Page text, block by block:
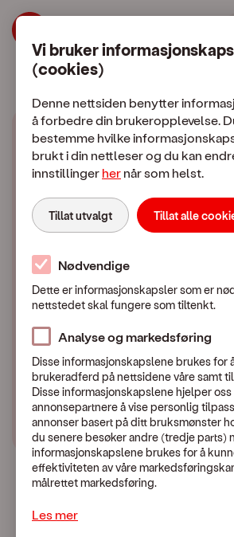
Hopp til meny
Hopp til hovedinnholdKjøp billig mobil
Mobilabonnement
Kjøp brukt
spar miljøet
NestenNy
OneCall - 21. oktober 2024
Vi bruker
(cookies)
Denne nettsiden benytter
å forbedre din brukeropplevelse.
bestemme hvilke
brukt i din nettleser og du kan
innstillinger her når som helst.
Tillat utvalgt Tillat alle
Nødvendige
Dette er informasjonskapsler som er
nettstedet skal fungere som tiltenkt.
Analyse og markedsføring
Disse informasjonskapslene brukes for
brukeradferd på nettsidene våre samt
Disse informasjonskapslene hjelper oss
annonsepartnere å vise personlig
annonser basert på ditt bruksmønster
du senere besøker andre (tredje parts)
informasjonskapslene brukes for å
effektiviteten av våre
målrettet markedsføring.
Les mer